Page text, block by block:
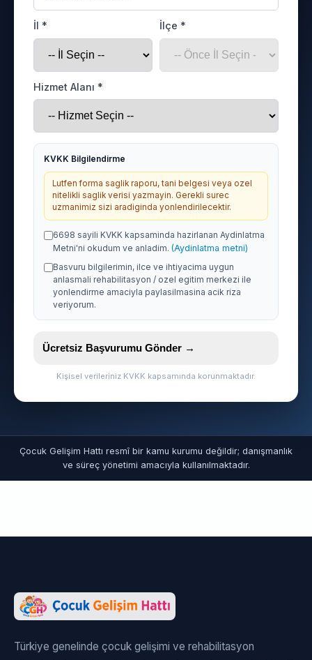
İl * İlçe *
Hizmet Alanı *
KVKK Bilgilendirme
Lutfen forma saglik raporu, tani belgesi veya ozel
nitelikli saglik verisi yazmayin. Gerekli surec
uzmanimiz sizi aradiginda yonlendirilecektir.
6698 sayili KVKK kapsaminda hazirlanan Aydinlatma
Metni'ni okudum ve anladim. (Aydinlatma metni)
Basvuru bilgilerimin, ilce ve ihtiyacima uygun
anlasmali rehabilitasyon / ozel egitim merkezi ile
yonlendirme amaciyla paylasilmasina acik riza
veriyorum.
Ücretsiz Başvurumu Gönder →
Kişisel verileriniz KVKK kapsamında korunmaktadır.
Çocuk Gelişim Hattı resmî bir kamu kurumu değildir; danışmanlık
ve süreç yönetimi amacıyla kullanılmaktadır.
Türkiye genelinde çocuk gelişimi ve rehabilitasyon